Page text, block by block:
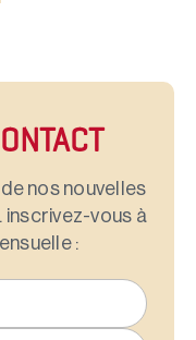
nos nouvelles
inscrivez-vous à
: